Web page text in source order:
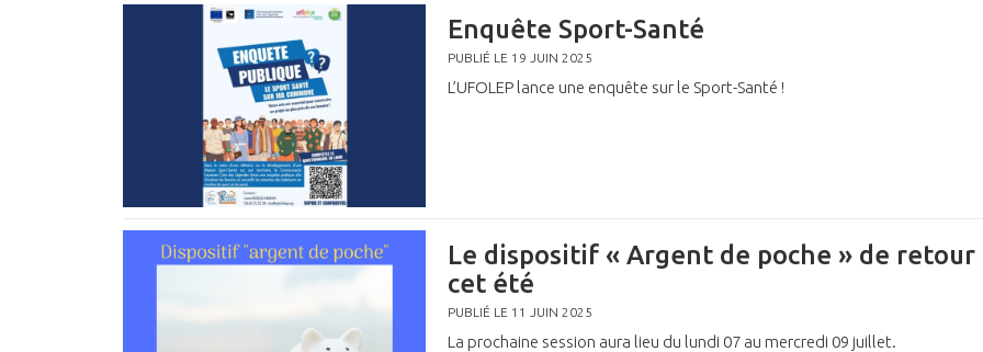
Enquête Sport-Santé
PUBLIÉ LE 19 JUIN 2025
L’UFOLEP lance une enquête sur le Sport-Santé !
Le dispositif « Argent de poche » de retour
cet été
PUBLIÉ LE 11 JUIN 2025
La prochaine session aura lieu du lundi 07 au mercredi 09 juillet.